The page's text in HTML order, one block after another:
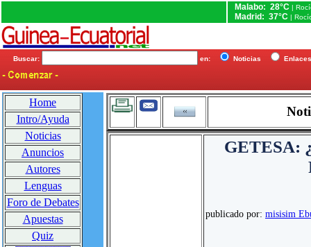
Malabo: 28°C |
Madrid: 37°C |
Buscar: en: Noticias
Home
Intro/Ayuda
Noticias
Anuncios
Autores
Lenguas
Foro de Debates
Apuestas
Quiz
GETESA:
publicado por: misisim